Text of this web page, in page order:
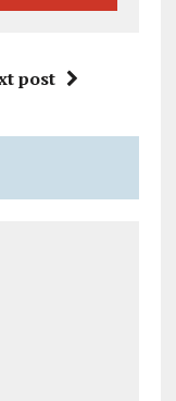
post